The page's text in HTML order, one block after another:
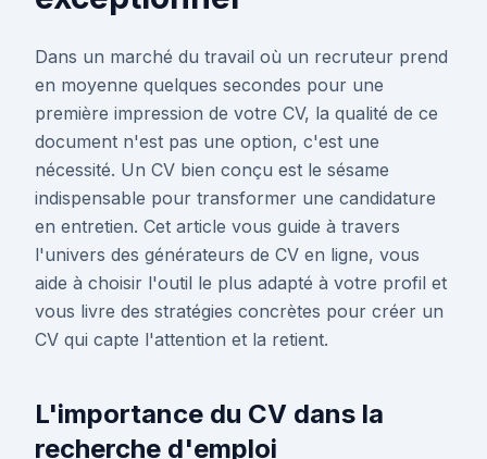
Dans un marché du travail où un recruteur prend
en moyenne quelques secondes pour une
première impression de votre CV, la qualité de ce
document n'est pas une option, c'est une
nécessité. Un CV bien conçu est le sésame
indispensable pour transformer une candidature
en entretien. Cet article vous guide à travers
l'univers des générateurs de CV en ligne, vous
aide à choisir l'outil le plus adapté à votre profil et
vous livre des stratégies concrètes pour créer un
CV qui capte l'attention et la retient.
L'importance du CV dans la
recherche d'emploi